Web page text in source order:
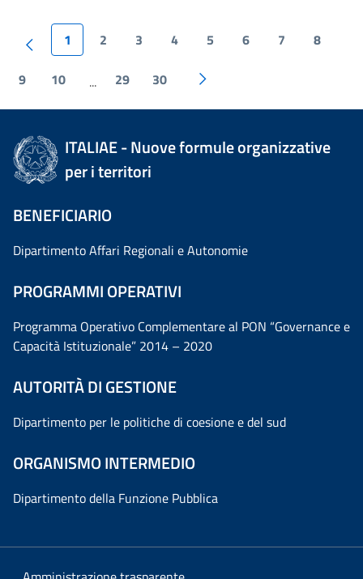
1 2 3 4 5 6 7 8
9 10 ... 29 30
ITALIAE - Nuove formule organizzative
per i territori
BENEFICIARIO
Dipartimento Affari Regionali e Autonomie
PROGRAMMI OPERATIVI
Programma Operativo Complementare al PON “Governance e
Capacità Istituzionale” 2014 – 2020
AUTORITÀ DI GESTIONE
Dipartimento per le politiche di coesione e del sud
ORGANISMO INTERMEDIO
Dipartimento della Funzione Pubblica